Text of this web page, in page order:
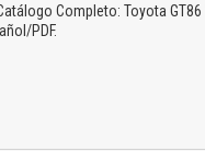
Completo: Toyota
PDF.